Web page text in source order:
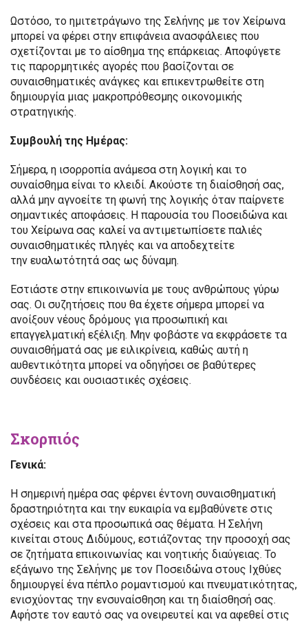
Ωστόσο, το ημιτετράγωνο της Σελήνης με τον Χείρωνα
μπορεί να φέρει στην επιφάνεια ανασφάλειες που
σχετίζονται με το αίσθημα της επάρκειας. Αποφύγετε
τις παρορμητικές αγορές που βασίζονται σε
συναισθηματικές ανάγκες και επικεντρωθείτε στη
δημιουργία μιας μακροπρόθεσμης οικονομικής
στρατηγικής.
Συμβουλή της Ημέρας:
Σήμερα, η ισορροπία ανάμεσα στη λογική και το
συναίσθημα είναι το κλειδί. Ακούστε τη διαίσθησή σας,
αλλά μην αγνοείτε τη φωνή της λογικής όταν παίρνετε
σημαντικές αποφάσεις. Η παρουσία του Ποσειδώνα και
του Χείρωνα σας καλεί να αντιμετωπίσετε παλιές
συναισθηματικές πληγές και να αποδεχτείτε
την ευαλωτότητά σας ως δύναμη.
Εστιάστε στην επικοινωνία με τους ανθρώπους γύρω
σας. Οι συζητήσεις που θα έχετε σήμερα μπορεί να
ανοίξουν νέους δρόμους για προσωπική και
επαγγελματική εξέλιξη. Μην φοβάστε να εκφράσετε τα
συναισθήματά σας με ειλικρίνεια, καθώς αυτή η
αυθεντικότητα μπορεί να οδηγήσει σε βαθύτερες
συνδέσεις και ουσιαστικές σχέσεις.
Σκορπιός
Γενικά:
Η σημερινή ημέρα σας φέρνει έντονη συναισθηματική
δραστηριότητα και την ευκαιρία να εμβαθύνετε στις
σχέσεις και στα προσωπικά σας θέματα. Η Σελήνη
κινείται στους Διδύμους, εστιάζοντας την προσοχή σας
σε ζητήματα επικοινωνίας και νοητικής διαύγειας. Το
εξάγωνο της Σελήνης με τον Ποσειδώνα στους Ιχθύες
δημιουργεί ένα πέπλο ρομαντισμού και πνευματικότητας,
ενισχύοντας την ενσυναίσθηση και τη διαίσθησή σας.
Αφήστε τον εαυτό σας να ονειρευτεί και να αφεθεί στις